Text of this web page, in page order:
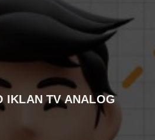
IKLAN TV ANALOG